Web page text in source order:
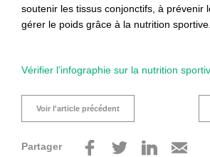
soutenir les tissus conjonctifs, à prévenir
gérer le poids grâce à la nutrition sportive.
Vérifier l’infographie sur la nutrition
Voir l'article précédent
Partager